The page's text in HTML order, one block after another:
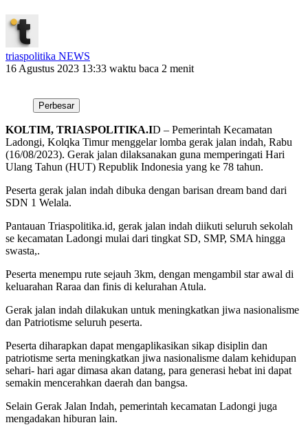
triaspolitika NEWS
16 Agustus 2023 13:33 waktu baca 2 menit
Perbesar
KOLTIM, TRIASPOLITIKA.ID – Pemerintah Kecamatan
Ladongi, Kolqka Timur menggelar lomba gerak jalan indah, Rabu
(16/08/2023). Gerak jalan dilaksanakan guna memperingati Hari
Ulang Tahun (HUT) Republik Indonesia yang ke 78 tahun.
Peserta gerak jalan indah dibuka dengan barisan dream band dari
SDN 1 Welala.
Pantauan Triaspolitika.id, gerak jalan indah diikuti seluruh sekolah
se kecamatan Ladongi mulai dari tingkat SD, SMP, SMA hingga
swasta,.
Peserta menempu rute sejauh 3km, dengan mengambil star awal di
keluarahan Raraa dan finis di kelurahan Atula.
Gerak jalan indah dilakukan untuk meningkatkan jiwa nasionalisme
dan Patriotisme seluruh peserta.
Peserta diharapkan dapat mengaplikasikan sikap disiplin dan
patriotisme serta meningkatkan jiwa nasionalisme dalam kehidupan
sehari- hari agar dimasa akan datang, para generasi hebat ini dapat
semakin mencerahkan daerah dan bangsa.
Selain Gerak Jalan Indah, pemerintah kecamatan Ladongi juga
mengadakan hiburan lain.